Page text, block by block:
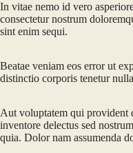
In vitae nemo id vero
consectetur nostrum
sint enim sequi.
Beatae veniam eos error ut
distinctio corporis tenetur
Aut voluptatem qui provident
inventore delectus sed
quia. Dolor nam assumenda